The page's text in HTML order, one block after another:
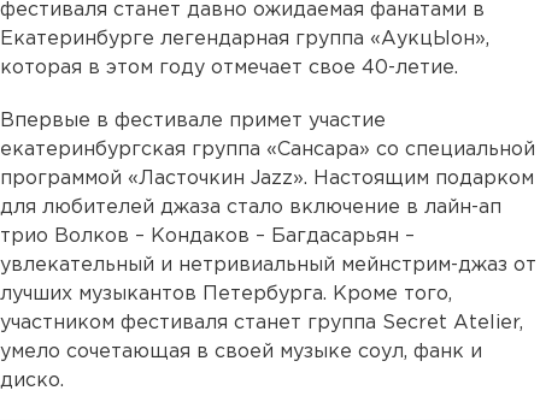
фестиваля станет давно ожидаемая фанатами в
Екатеринбурге легендарная группа «АукцЫон»,
которая в этом году отмечает свое 40-летие.
Впервые в фестивале примет участие
екатеринбургская группа «Сансара» со специальной
программой «Ласточкин Jazz». Настоящим подарком
для любителей джаза стало включение в лайн-ап
трио Волков – Кондаков – Багдасарьян –
увлекательный и нетривиальный мейнстрим-джаз от
лучших музыкантов Петербурга. Кроме того,
участником фестиваля станет группа Secret Atelier,
умело сочетающая в своей музыке соул, фанк и
диско.